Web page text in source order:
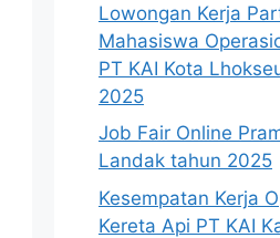
Lowongan Kerja
Mahasiswa
PT KAI Kota
2025
Job Fair Online
Landak tahun 2025
Kesempatan Kerja
Kereta Api PT KAI